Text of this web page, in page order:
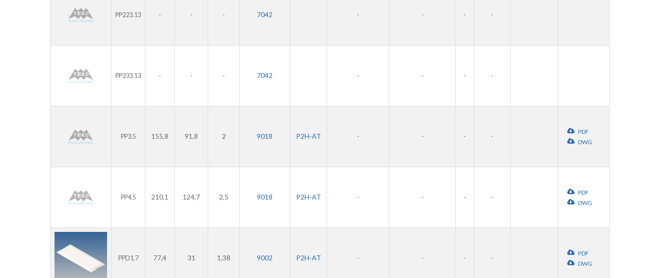
PP223.13 - - - 7042 - - - -
PP233.13 - - - 7042 - - - -
PP3.5 155,8 91,8 2 9018 P2H-AT - - - -
PDF
DWG
PP4.5 210,1 124,7 2,5 9018 P2H-AT - - - -
PDF
DWG
PPD1.7 77,4 31 1,38 9002 P2H-AT - - - -
PDF
DWG